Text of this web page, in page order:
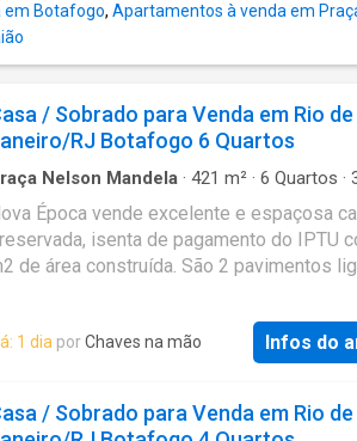
em Botafogo, Apartamentos à venda em
/ Sobrado para Venda em Rio de
RJ Botafogo 6 Quartos
Nelson Mandela · 421 m² · 6 Quartos ·
Banheiros
Época vende excelente e espaçosa
isenta de pagamento do IPTU
de área construída. São 2 pavimentos
e por um elevador. Imóvel sendo utilizado
composto por vários ambientes,
podendo ser utilizada como restaurante
etc. Agende sua visita e confira!
1 dia porChaves na mão Infos do
/ Sobrado para Venda em Rio de